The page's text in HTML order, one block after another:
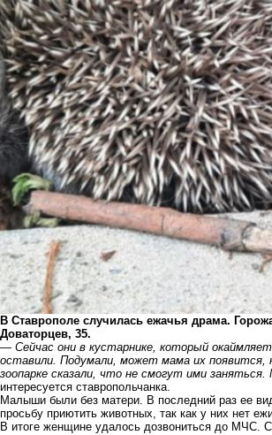
В Ставрополе случилась ежачья драма.
Доваторцев, 35.
― Сейчас они в кустарнике, который
оставили. Подумали, может мама их
зоопарке сказали, что не смогут ими
интересуется ставропольчанка.
Малыши были без матери. В последний раз ее
просьбу приютить животных, так как у них нет
В итоге женщине удалось дозвониться до МЧС.